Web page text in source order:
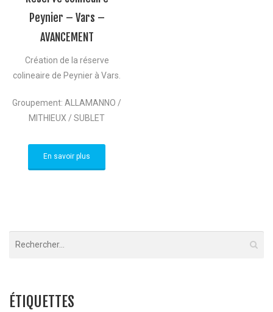
Peynier – Vars –
AVANCEMENT
Création de la réserve
colineaire de Peynier à Vars.
Groupement: ALLAMANNO /
MITHIEUX / SUBLET
En savoir plus
ÉTIQUETTES